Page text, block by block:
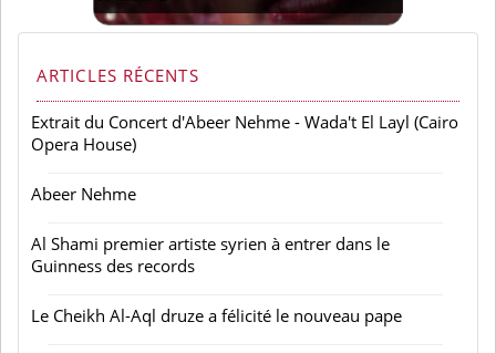
ARTICLES RÉCENTS
Extrait du Concert d'Abeer Nehme - Wada't El Layl (Cairo
Opera House)
Abeer Nehme
Al Shami premier artiste syrien à entrer dans le
Guinness des records
Le Cheikh Al-Aql druze a félicité le nouveau pape